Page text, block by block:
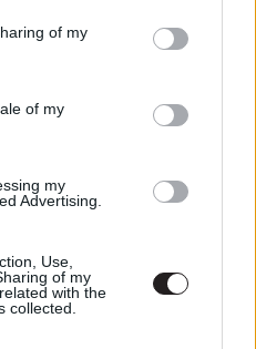
behaviour. You may click to
and its third-party tags to
purposes in below Google
of my
of my
my
Advertising.
Use,
of my
with the
collected.
hozza a tinihorror
is jól bánik. Tetszett a
képmását viseli és
is felhívva a figyelmet a
nem ürügy az emberölésre,
motiváció és nem hat
a történetben, kár,
módon megfelel a kor
Van itt nagyszájú
fehér srác, meleg focista,